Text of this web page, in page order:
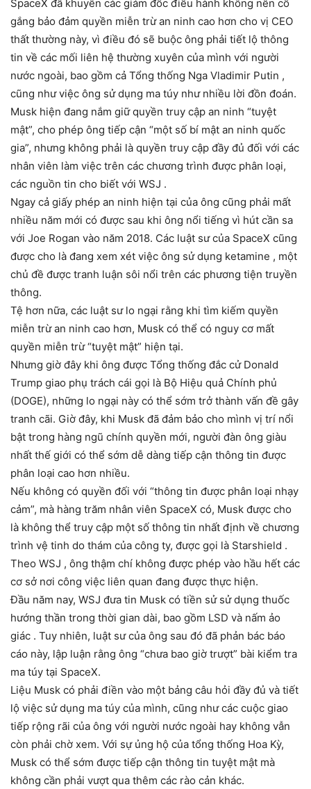
SpaceX đã khuyên các giám đốc điều hành không nên cố
gắng bảo đảm quyền miễn trừ an ninh cao hơn cho vị CEO
thất thường này, vì điều đó sẽ buộc ông phải tiết lộ thông
tin về các mối liên hệ thường xuyên của mình với người
nước ngoài, bao gồm cả Tổng thống Nga Vladimir Putin ,
cũng như việc ông sử dụng ma túy như nhiều lời đồn đoán.
Musk hiện đang nắm giữ quyền truy cập an ninh “tuyệt
mật”, cho phép ông tiếp cận “một số bí mật an ninh quốc
gia”, nhưng không phải là quyền truy cập đầy đủ đối với các
nhân viên làm việc trên các chương trình được phân loại,
các nguồn tin cho biết với WSJ .
Ngay cả giấy phép an ninh hiện tại của ông cũng phải mất
nhiều năm mới có được sau khi ông nổi tiếng vì hút cần sa
với Joe Rogan vào năm 2018. Các luật sư của SpaceX cũng
được cho là đang xem xét việc ông sử dụng ketamine , một
chủ đề được tranh luận sôi nổi trên các phương tiện truyền
thông.
Tệ hơn nữa, các luật sư lo ngại rằng khi tìm kiếm quyền
miễn trừ an ninh cao hơn, Musk có thể có nguy cơ mất
quyền miễn trừ “tuyệt mật” hiện tại.
Nhưng giờ đây khi ông được Tổng thống đắc cử Donald
Trump giao phụ trách cái gọi là Bộ Hiệu quả Chính phủ
(DOGE), những lo ngại này có thể sớm trở thành vấn đề gây
tranh cãi. Giờ đây, khi Musk đã đảm bảo cho mình vị trí nổi
bật trong hàng ngũ chính quyền mới, người đàn ông giàu
nhất thế giới có thể sớm dễ dàng tiếp cận thông tin được
phân loại cao hơn nhiều.
Nếu không có quyền đối với “thông tin được phân loại nhạy
cảm”, mà hàng trăm nhân viên SpaceX có, Musk được cho
là không thể truy cập một số thông tin nhất định về chương
trình vệ tinh do thám của công ty, được gọi là Starshield .
Theo WSJ , ông thậm chí không được phép vào hầu hết các
cơ sở nơi công việc liên quan đang được thực hiện.
Đầu năm nay, WSJ đưa tin Musk có tiền sử sử dụng thuốc
hướng thần trong thời gian dài, bao gồm LSD và nấm ảo
giác . Tuy nhiên, luật sư của ông sau đó đã phản bác báo
cáo này, lập luận rằng ông “chưa bao giờ trượt” bài kiểm tra
ma túy tại SpaceX.
Liệu Musk có phải điền vào một bảng câu hỏi đầy đủ và tiết
lộ việc sử dụng ma túy của mình, cũng như các cuộc giao
tiếp rộng rãi của ông với người nước ngoài hay không vẫn
còn phải chờ xem. Với sự ủng hộ của tổng thống Hoa Kỳ,
Musk có thể sớm được tiếp cận thông tin tuyệt mật mà
không cần phải vượt qua thêm các rào cản khác.